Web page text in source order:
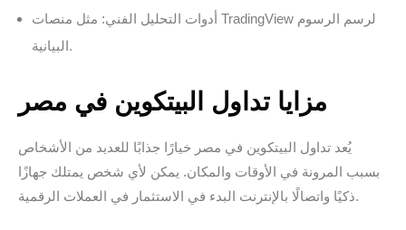
أدوات التحليل الفني: مثل منصات TradingView لرسم الرسوم
البيانية.
مزايا تداول البيتكوين في مصر
يُعد تداول البيتكوين في مصر خيارًا جذابًا للعديد من الأشخاص
بسبب المرونة في الأوقات والمكان. يمكن لأي شخص يمتلك جهازًا
ذكيًا واتصالًا بالإنترنت البدء في الاستثمار في العملات الرقمية.